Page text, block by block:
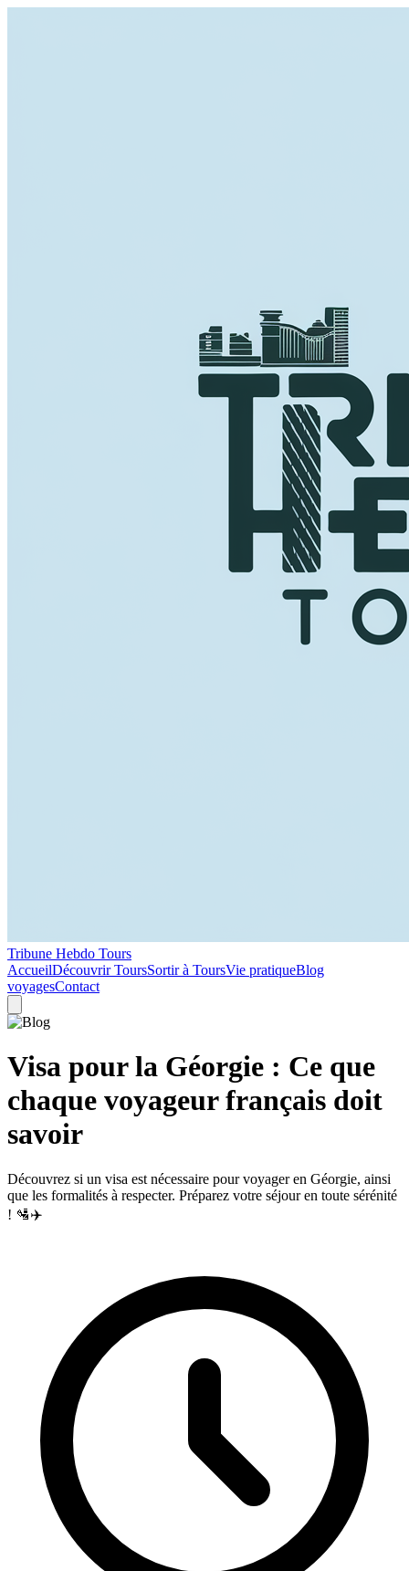
Tribune Hebdo Tours
AccueilDécouvrir ToursSortir à ToursVie pratiqueBlog
voyagesContact
Visa pour la Géorgie : Ce que
chaque voyageur français doit
savoir
Découvrez si un visa est nécessaire pour voyager en Géorgie, ainsi
que les formalités à respecter. Préparez votre séjour en toute sérénité
! 🛂✈️